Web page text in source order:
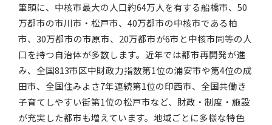
筆頭に、中核市最大の人口約64万人を有する船橋市、50
万都市の市川市・松戸市、40万都市の中核市である柏
市、30万都市の市原市、20万都市が6市と中核市同等の人
口を持つ自治体が多数します。近年では都市再開発が進
み、全国813市区中財政力指数第1位の浦安市や第4位の成
田市、全国住みよさ7年連続第1位の印西市、全国共働き
子育てしやすい街第1位の松戸市など、財政・制度・施設
が充実した都市も増えています。地域ごとに多様な特色